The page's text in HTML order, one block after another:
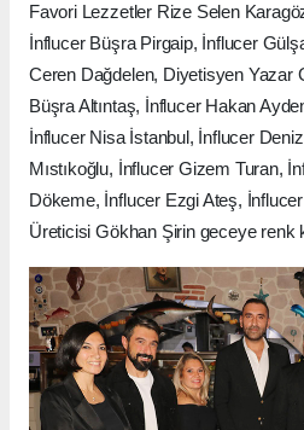
Favori Lezzetler Rize Selen
İnflucer Büşra Pirgaip, İnflucer
Ceren Dağdelen, Diyetisyen Yazar
Büşra Altıntaş, İnflucer Hakan
İnflucer Nisa İstanbul, İnflucer
Mıstıkoğlu, İnflucer Gizem Turan,
Dökeme, İnflucer Ezgi Ateş,
Üreticisi Gökhan Şirin geceye renk